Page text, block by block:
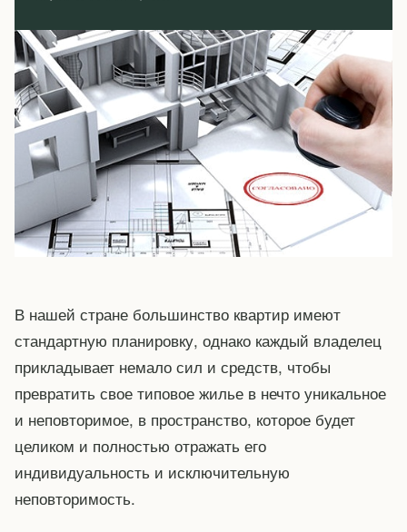
В нашей стране большинство квартир имеют
стандартную планировку, однако каждый владелец
прикладывает немало сил и средств, чтобы
превратить свое типовое жилье в нечто уникальное
и неповторимое, в пространство, которое будет
целиком и полностью отражать его
индивидуальность и исключительную
неповторимость.